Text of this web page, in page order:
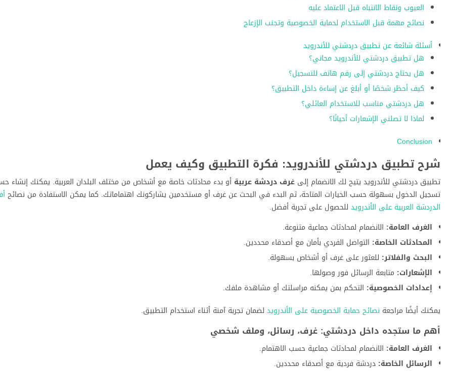
العيوب ونقاط الانتباه قبل الاعتماد عليه
نصائح مهمة قبل الاستخدام لحماية الخصوصية وتجنب الإزعاج
أسئلة شائعة عن تطبيق دردشتي للأندرويد
هل تطبيق دردشتي للأندرويد مجاني؟
هل يحتاج دردشتي إلى رقم هاتف للتسجيل؟
كيف أحظر شخصًا أو أبلغ عن إساءة داخل التطبيق؟
هل دردشتي مناسب للاستخدام العائلي؟
لماذا لا تصلني الإشعارات أحيانًا؟
Conclusion
شرح تطبيق دردشتي للأندرويد: فكرة التطبيق وكيف يعمل
تطبيق دردشتي للأندرويد يتيح لك الانضمام إلى غرف دردشة عربية أو بدء محادثات خاصة مع أشخاص من مختلف البلدان العربية. يمكنك إنشاء
تسجيل الدخول بسهولة حسب الخيارات المتاحة، ثم البدء في البحث عن غرف أو مستخدمين يشاركونك اهتماماتك. كما يمكن الاستفادة من نصائح
الدردشة العربية على الأندرويد للحصول على تجربة أفضل.
الغرف العامة: الانضمام لمحادثات جماعية متنوعة.
المحادثات الخاصة: التواصل الفردي بأمان مع أصدقاء محددين.
البحث والفلاتر: للعثور على غرف أو أشخاص بسهولة.
الإشعارات: متابعة الرسائل فور وصولها.
إعدادات الخصوصية: التحكم بمن يمكنه مراسلتك أو مشاهدة ملفك.
يمكنك أيضًا مراجعة نصائح حماية الخصوصية على الأندرويد لضمان تجربة آمنة أثناء استخدام التطبيق.
أهم ما ستجده داخل دردشتي: غرف، رسائل، وملف شخصي
الغرف العامة: الانضمام لمحادثات جماعية حسب الاهتمام.
الرسائل الخاصة: دردشة فردية مع أصدقاء محددين.